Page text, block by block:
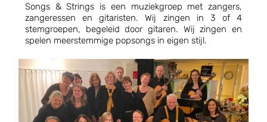
Songs & Strings is een muziekgroep met zangers,
zangeressen en gitaristen. Wij zingen in 3 of 4
stemgroepen, begeleid door gitaren. Wij zingen en
spelen meerstemmige popsongs in eigen stijl.